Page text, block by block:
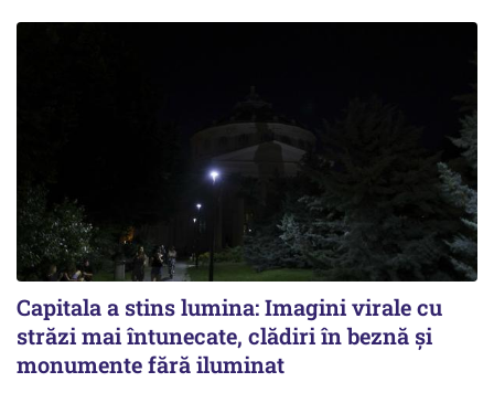
Capitala a stins lumina: Imagini virale cu
străzi mai întunecate, clădiri în beznă și
monumente fără iluminat